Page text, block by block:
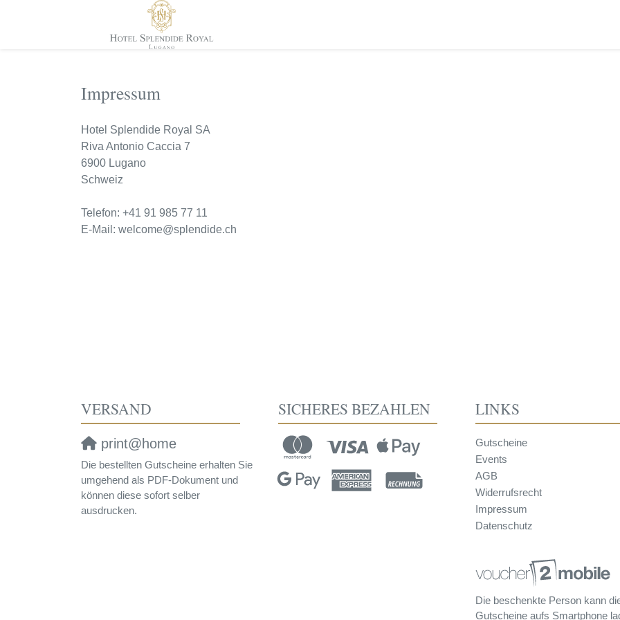
Impressum
Hotel Splendide Royal SA
Riva Antonio Caccia 7
6900 Lugano
Schweiz
Telefon: +41 91 985 77 11
E-Mail: welcome@splendide.ch
VERSAND
print@home
Die bestellten Gutscheine erhalten Sie
umgehend als PDF-Dokument und
können diese sofort selber
ausdrucken.
SICHERES BEZAHLEN LINKS
Gutscheine
Events
AGB
Widerrufsrecht
Impressum
Datenschutz
Die beschenkte Person kann
Gutscheine aufs Smartphone